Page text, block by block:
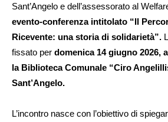
Sant’Angelo e dell’assessorato al
evento-conferenza intitolato “Il
Ricevente: una storia di solidarietà”.
fissato per domenica 14 giugno 2026,
la Biblioteca Comunale “Ciro
Sant’Angelo.
L’incontro nasce con l’obiettivo di